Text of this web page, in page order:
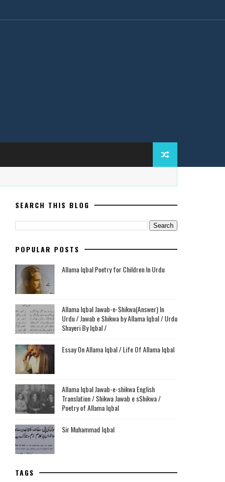
SEARCH THIS BLOG
POPULAR POSTS
Allama Iqbal Poetry for Children In Urdu
Allama Iqbal Jawab-e-Shikwa(Answer) In
Urdu / Jawab e Shikwa by Allama Iqbal / Urdu
Shayeri By Iqbal /
Essay On Allama Iqbal / Life Of Allama Iqbal
Allama Iqbal Jawab-e-shikwa English
Translation / Shikwa Jawab e sShikwa /
Poetry of Allama Iqbal
Sir Muhammad Iqbal
TAGS